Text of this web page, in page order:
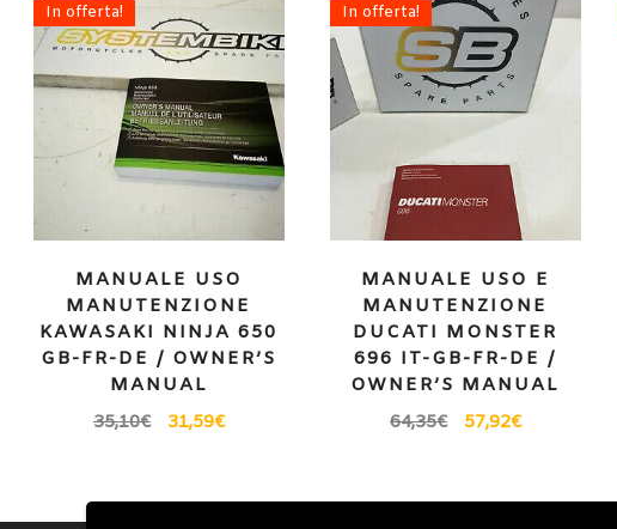
In offerta!
MANUALE USO
MANUTENZIONE
KAWASAKI NINJA 650
GB-FR-DE / OWNER’S
MANUAL
35,10€ 31,59€
In offerta!
MANUALE USO E
MANUTENZIONE
DUCATI MONSTER
696 IT-GB-FR-DE /
OWNER’S MANUAL
64,35€ 57,92€